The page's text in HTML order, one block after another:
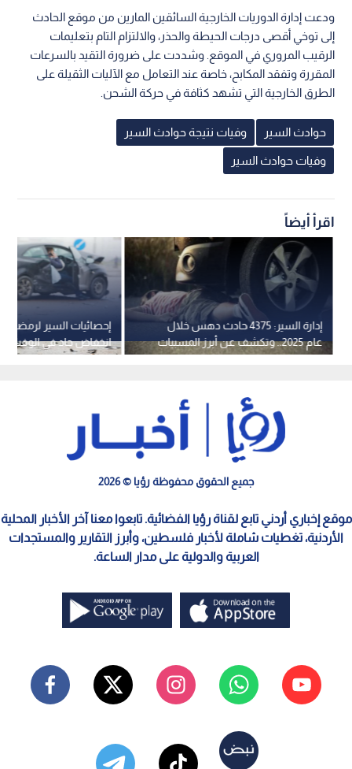
ودعت إدارة الدوريات الخارجية السائقين المارين من موقع الحادث
إلى توخي أقصى درجات الحيطة والحذر، والالتزام التام بتعليمات
الرقيب المروري في الموقع. وشددت على ضرورة التقيد بالسرعات
المقررة وتفقد المكابح، خاصة عند التعامل مع الآليات الثقيلة على
الطرق الخارجية التي تشهد كثافة في حركة الشحن.
حوادث السير وفيات نتيجة حوادث السير
وفيات حوادث السير
اقرأ أيضاً
رغم ارتفاع إجمالي
إدارة السير: 4375 حادث دهس خلال
عام 2025.. وتكشف عن أبرز المسببات
جميع الحقوق محفوظة رؤيا © 2026
موقع إخباري أردني تابع لقناة رؤيا الفضائية. تابعوا معنا آخر الأخبار المحلية
الأردنية، تغطيات شاملة لأخبار فلسطين، وأبرز التقارير والمستجدات
العربية والدولية على مدار الساعة.